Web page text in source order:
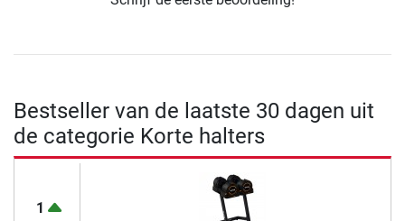
Bestseller van de laatste 30 dagen uit
de categorie Korte halters
1